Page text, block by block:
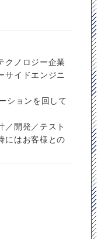
クノロジー企業
サイドエンジニ
ションを回して
／開発／テスト
にはお客様との